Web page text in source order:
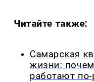
Читайте также:
Самарская
жизни:
работают